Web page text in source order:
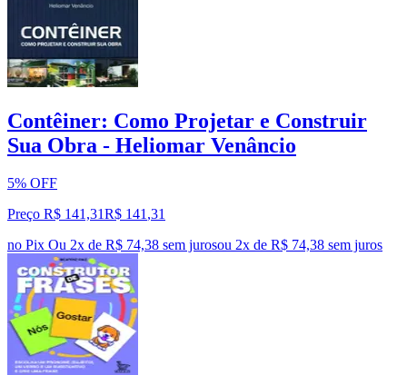
Contêiner: Como Projetar e Construir
Sua Obra - Heliomar Venâncio
5% OFF
Preço R$ 141,31R$ 141,31
no Pix Ou 2x de R$ 74,38 sem jurosou 2x de R$ 74,38 sem juros